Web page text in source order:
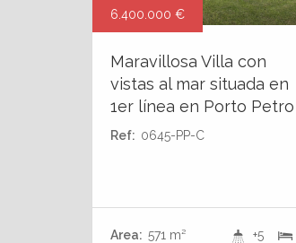
6.400.000 €
Maravillosa Villa con
vistas al mar situada en
1er línea en Porto Petro
Ref: 0645-PP-C
Area: 571 m² +5